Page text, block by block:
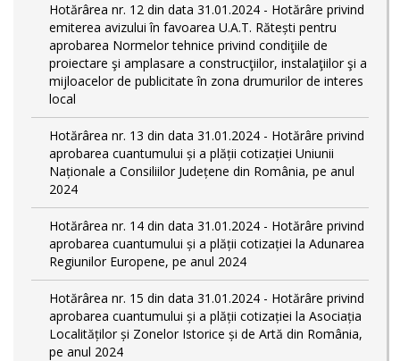
Hotărârea nr. 12 din data 31.01.2024 - Hotărâre privind
emiterea avizului în favoarea U.A.T. Rătești pentru
aprobarea Normelor tehnice privind condiţiile de
proiectare şi amplasare a construcţiilor, instalaţiilor şi a
mijloacelor de publicitate în zona drumurilor de interes
local
Hotărârea nr. 13 din data 31.01.2024 - Hotărâre privind
aprobarea cuantumului și a plății cotizației Uniunii
Naționale a Consiliilor Județene din România, pe anul
2024
Hotărârea nr. 14 din data 31.01.2024 - Hotărâre privind
aprobarea cuantumului și a plății cotizației la Adunarea
Regiunilor Europene, pe anul 2024
Hotărârea nr. 15 din data 31.01.2024 - Hotărâre privind
aprobarea cuantumului și a plății cotizației la Asociația
Localităților și Zonelor Istorice și de Artă din România,
pe anul 2024